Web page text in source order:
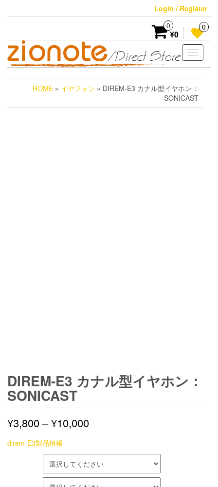
Login / Register
0
¥0
0
Toggle
HOME » イヤフォン » DIREM-E3 カナル型イヤホン：
SONICAST
DIREM-E3 カナル型イヤホン：
SONICAST
¥3,800–¥10,000価
帯:
¥3,800
direm-E3製品情報